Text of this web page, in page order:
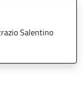
Salentino